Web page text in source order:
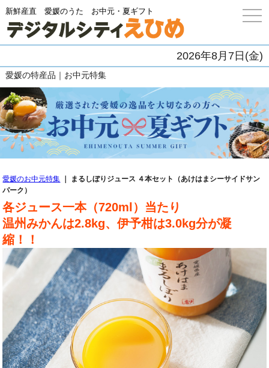
新鮮産直 愛媛のうた お中元・夏ギフト
2026年8月7日(金)
愛媛の特産品｜お中元特集
愛媛のお中元特集 ｜ まるしぼりジュース ４本セット（あけはまシーサイドサン
パーク）
各ジュース一本（720ml）当たり
温州みかんは2.8kg、伊予柑は3.0kg分が凝
縮！！